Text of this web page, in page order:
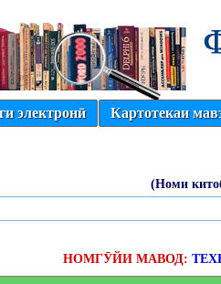
электронӣ
Картотекаи
(Номи
НОМГӮЙИ МАВОД: